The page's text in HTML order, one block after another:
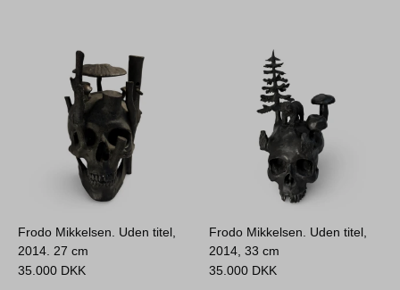
Frodo Mikkelsen. Uden titel,
2014. 27 cm
35.000 DKK
Frodo Mikkelsen. Uden titel,
2014,33 cm
35.000 DKK